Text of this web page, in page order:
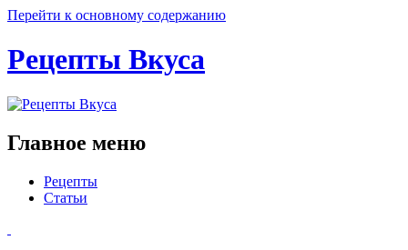
Перейти к основному содержанию
Рецепты Вкуса
Главное меню
Рецепты
Статьи